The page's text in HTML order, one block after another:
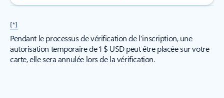
[*]
Pendant le processus de vérification de l’inscription, une
autorisation temporaire de 1 $ USD peut être placée sur votre
carte, elle sera annulée lors de la vérification.